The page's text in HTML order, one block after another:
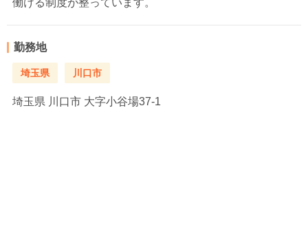
勤務地
埼玉県 川口市
埼玉県 川口市 大字小谷場37-1